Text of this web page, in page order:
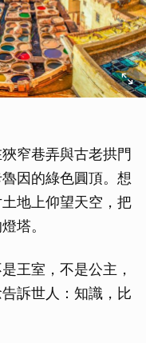
窄巷弄與古老拱門
因的綠色圓頂。想
地上仰望天空，把
塔。
王室，不是公主，
訴世人：知識，比